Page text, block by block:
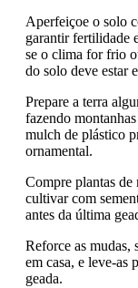
Aperfeiçoe o solo
garantir fertilidade
se o clima for frio
do solo deve estar
Prepare a terra
fazendo
mulch de plástico
ornamental.
Compre plantas de
cultivar com
antes da última
Reforce as mudas,
em casa, e leve-as
geada.